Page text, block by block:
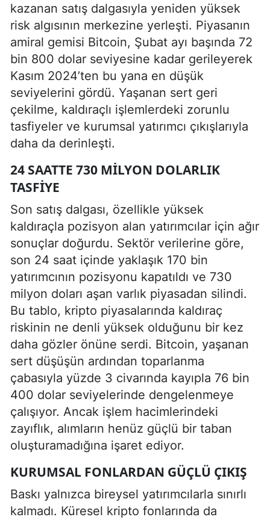
kazanan satış dalgasıyla yeniden yüksek
risk algısının merkezine yerleşti. Piyasanın
amiral gemisi Bitcoin, Şubat ayı başında 72
bin 800 dolar seviyesine kadar gerileyerek
Kasım 2024’ten bu yana en düşük
seviyelerini gördü. Yaşanan sert geri
çekilme, kaldıraçlı işlemlerdeki zorunlu
tasfiyeler ve kurumsal yatırımcı çıkışlarıyla
daha da derinleşti.
24 SAATTE 730 MILYON DOLARLIK
TASFIYE
Son satış dalgası, özellikle yüksek
kaldıraçla pozisyon alan yatırımcılar için ağır
sonuçlar doğurdu. Sektör verilerine göre,
son 24 saat içinde yaklaşık 170 bin
yatırımcının pozisyonu kapatıldı ve 730
milyon doları aşan varlık piyasadan silindi.
Bu tablo, kripto piyasalarında kaldıraç
riskinin ne denli yüksek olduğunu bir kez
daha gözler önüne serdi. Bitcoin, yaşanan
sert düşüşün ardından toparlanma
çabasıyla yüzde 3 civarında kayıpla 76 bin
400 dolar seviyelerinde dengelenmeye
çalışıyor. Ancak işlem hacimlerindeki
zayıflık, alımların henüz güçlü bir taban
oluşturamadığına işaret ediyor.
KURUMSAL FONLARDAN GÜÇLÜ ÇIKIŞ
Baskı yalnızca bireysel yatırımcılarla sınırlı
kalmadı. Küresel kripto fonlarında da